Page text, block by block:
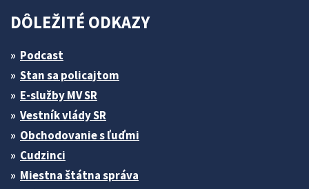
DÔLEŽITÉ ODKAZY
Podcast
Stan sa policajtom
E-služby MV SR
Vestník vlády SR
Obchodovanie s ľuďmi
Cudzinci
Miestna štátna správa